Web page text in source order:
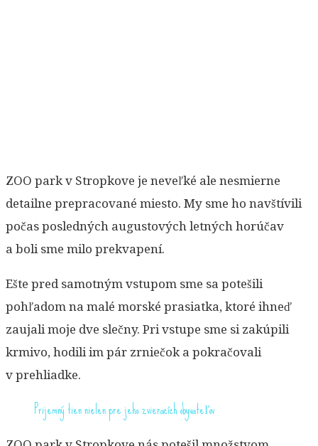
ZOO park v Stropkove je neveľké ale nesmierne
detailne prepracované miesto. My sme ho navštívili
počas posledných augustových letných horúčav
a boli sme milo prekvapení.
Ešte pred samotným vstupom sme sa potešili
pohľadom na malé morské prasiatka, ktoré ihneď
zaujali moje dve slečny. Pri vstupe sme si zakúpili
krmivo, hodili im pár zrniečok a pokračovali
v prehliadke.
Prijemný tien nielen pre jeho zvieracích obyvateľov